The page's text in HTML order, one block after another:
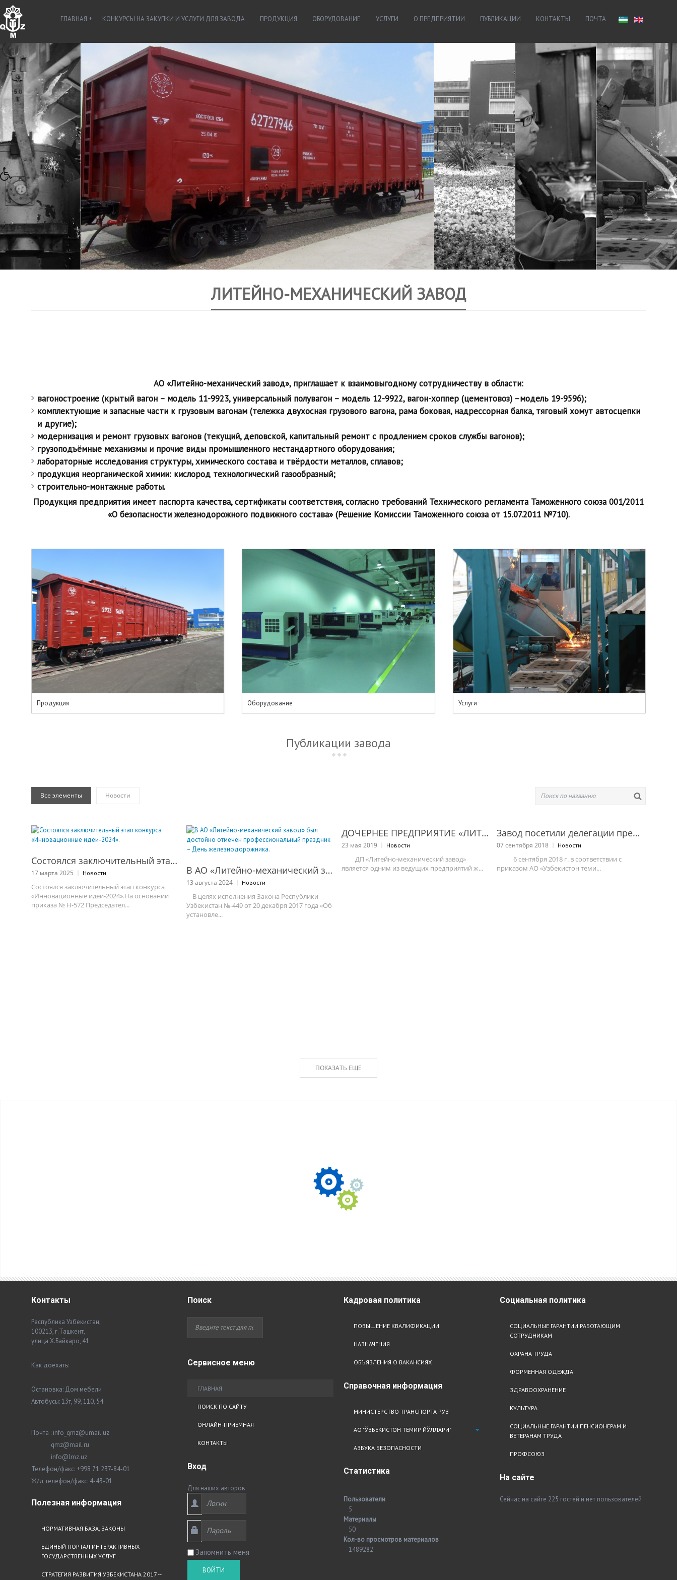
ГЛАВНАЯ КОНКУРСЫ НА ЗАКУПКИ И УСЛУГИ ДЛЯ ЗАВОДА ПРОДУКЦИЯ ОБОРУДОВАНИЕ УСЛУГИ О ПРЕДПРИЯТИИ ПУБЛИКАЦИИ КОНТАКТЫ ПОЧТА
ЛИТЕЙНО-МЕХАНИЧЕСКИЙ ЗАВОД
АО «Литейно-механический завод», приглашает к взаимовыгодному сотрудничеству в области:
вагоностроение (крытый вагон – модель 11-9923, универсальный полувагон – модель 12-9922, вагон-хоппер (цементовоз) –модель 19-9596);
комплектующие и запасные части к грузовым вагонам (тележка двухосная грузового вагона, рама боковая, надрессорная балка, тяговый хомут автосцепки
и другие);
модернизация и ремонт грузовых вагонов (текущий, деповской, капитальный ремонт с продлением сроков службы вагонов);
грузоподъёмные механизмы и прочие виды промышленного нестандартного оборудования;
лабораторные исследования структуры, химического состава и твёрдости металлов, сплавов;
продукция неорганической химии: кислород технологический газообразный;
строительно-монтажные работы.
Продукция предприятия имеет паспорта качества, сертификаты соответствия, согласно требований Технического регламента Таможенного союза 001/2011
«О безопасности железнодорожного подвижного состава» (Решение Комиссии Таможенного союза от 15.07.2011 №710).
Продукция Оборудование Услуги
Публикации завода
Все элементы Новости
ПРОСМОТРЕТЬ ЗАПИСЬ Состоялся заключительный этап конкурса «Инновационные идеи-2024».
17 марта 2025 Новости
Состоялся заключительный этап конкурса
«Инновационные идеи-2024».На основании
приказа № Н-572 Председател...
ПРОСМОТРЕТЬ ЗАПИСЬ В АО «Литейно-механический завод» был достойно отмечен профессиональный праздник – День железнодорожника.
13 августа 2024 Новости
В целях исполнения Закона Республики
Узбекистан №-449 от 20 декабря 2017 года «Об
установле...
ДОЧЕРНЕЕ ПРЕДПРИЯТИЕ «ЛИТЕЙНО-МЕХАНИЧЕСКИЙ ЗАВОД» ВПЕРВЫЕ В РЕСПУБЛИКЕ УЗБЕКИСТАН НАЧАЛ СТРОИТЕЛЬСТВО ДЛИНОБАЗНЫХ ПЛАТФОРМ ДЛЯ ПЕРЕВОЗКИ КРУПНОТОННАЖНЫХ КОНТЕЙНЕРОВ
23 мая 2019 Новости
ДП «Литейно-механический завод»
является одним из ведущих предприятий ж...
Завод посетили делегации представителей шестьдесят шестого заседания Комиссии вагонного хозяйства
07 сентября 2018 Новости
6 сентября 2018 г. в соответствии с
приказом АО «Узбекистон теми...
ПОКАЗАТЬ ЕЩЕ
Контакты
Республика Узбекистан,
100213, г.Ташкент,
улица Х.Байкаро, 41
Как доехать:
Остановка: Дом мебели
Автобусы: 13т, 99, 110, 54.
Почта : info_qmz@umail.uz
qmz@mail.ru
info@lmz.uz
Телефон/факс: +998 71 237-84-01
Ж/д телефон/факс: 4-43-01
Полезная информация
НОРМАТИВНАЯ БАЗА, ЗАКОНЫ
ЕДИНЫЙ ПОРТАЛ ИНТЕРАКТИВНЫХ
ГОСУДАРСТВЕННЫХ УСЛУГ
СТРАТЕГИЯ РАЗВИТИЯ УЗБЕКИСТАНА 2017 --
Поиск
Сервисное меню
ГЛАВНАЯ
ПОИСК ПО САЙТУ
ОНЛАЙН-ПРИЁМНАЯ
КОНТАКТЫ
Вход
Для наших авторов
Запомнить меня
ВОЙТИ
Кадровая политика
ПОВЫШЕНИЕ КВАЛИФИКАЦИИ
НАЗНАЧЕНИЯ
ОБЪЯВЛЕНИЯ О ВАКАНСИЯХ
Справочная информация
МИНИСТЕРСТВО ТРАНСПОРТА РУЗ
АО "ЎЗБЕКИСТОН ТЕМИР ЙЎЛЛАРИ"
АЗБУКА БЕЗОПАСНОСТИ
Статистика
Пользователи
5
Материалы
50
Кол-во просмотров материалов
1489282
Социальная политика
СОЦИАЛЬНЫЕ ГАРАНТИИ РАБОТАЮЩИМ
СОТРУДНИКАМ
ОХРАНА ТРУДА
ФОРМЕННАЯ ОДЕЖДА
ЗДРАВООХРАНЕНИЕ
КУЛЬТУРА
СОЦИАЛЬНЫЕ ГАРАНТИИ ПЕНСИОНЕРАМ И
ВЕТЕРАНАМ ТРУДА
ПРОФСОЮЗ
На сайте
Сейчас на сайте 225 гостей и нет пользователей